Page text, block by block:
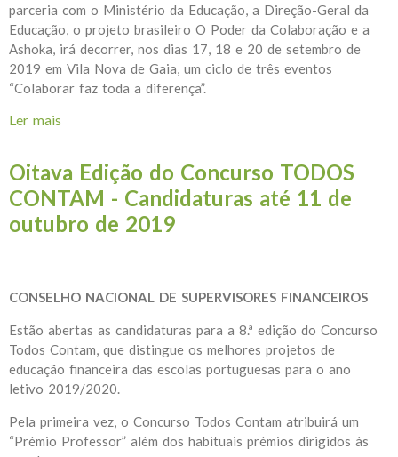
parceria com o Ministério da Educação, a Direção-Geral da
Educação, o projeto brasileiro O Poder da Colaboração e a
Ashoka, irá decorrer, nos dias 17, 18 e 20 de setembro de
2019 em Vila Nova de Gaia, um ciclo de três eventos
“Colaborar faz toda a diferença”.
Ler mais
Oitava Edição do Concurso TODOS
CONTAM - Candidaturas até 11 de
outubro de 2019
CONSELHO NACIONAL DE SUPERVISORES FINANCEIROS
Estão abertas as candidaturas para a 8.ª edição do Concurso
Todos Contam, que distingue os melhores projetos de
educação financeira das escolas portuguesas para o ano
letivo 2019/2020.
Pela primeira vez, o Concurso Todos Contam atribuirá um
“Prémio Professor” além dos habituais prémios dirigidos às